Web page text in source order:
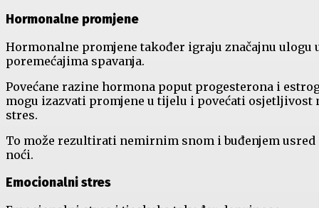
Hormonalne promjene
Hormonalne promjene također igraju značajnu ulogu
poremećajima spavanja.
Povećane razine hormona poput progesterona i
mogu izazvati promjene u tijelu i povećati osjetljivost
stres.
To može rezultirati nemirnim snom i buđenjem usred
noći.
Emocionalni stres